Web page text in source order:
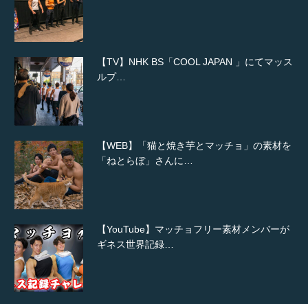
【TV】NHK BS「COOL JAPAN 」にてマッス
ルプ…
【WEB】「猫と焼き芋とマッチョ」の素材を
「ねとらぼ」さんに…
【YouTube】マッチョフリー素材メンバーが
ギネス世界記録…